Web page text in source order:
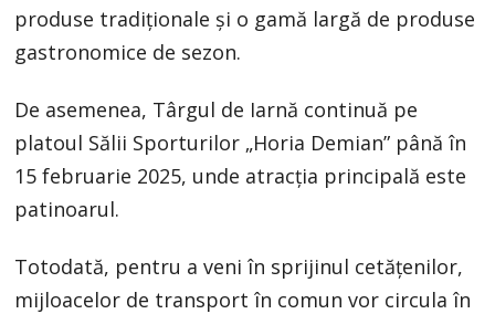
produse tradiționale și o gamă largă de produse
gastronomice de sezon.
De asemenea, Târgul de Iarnă continuă pe
platoul Sălii Sporturilor „Horia Demian” până în
15 februarie 2025, unde atracția principală este
patinoarul.
Totodată, pentru a veni în sprijinul cetățenilor,
mijloacelor de transport în comun vor circula în